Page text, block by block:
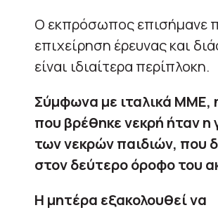
Ο εκπρόσωπος επισήμανε
επιχείρηση έρευνας και
είναι ιδιαίτερα περίπλοκη.
Σύμφωνα με ιταλικά ΜΜΕ,
που βρέθηκε νεκρή ήταν η
των νεκρών παιδιών, που
στον δεύτερο όροφο του
Η μητέρα εξακολουθεί να